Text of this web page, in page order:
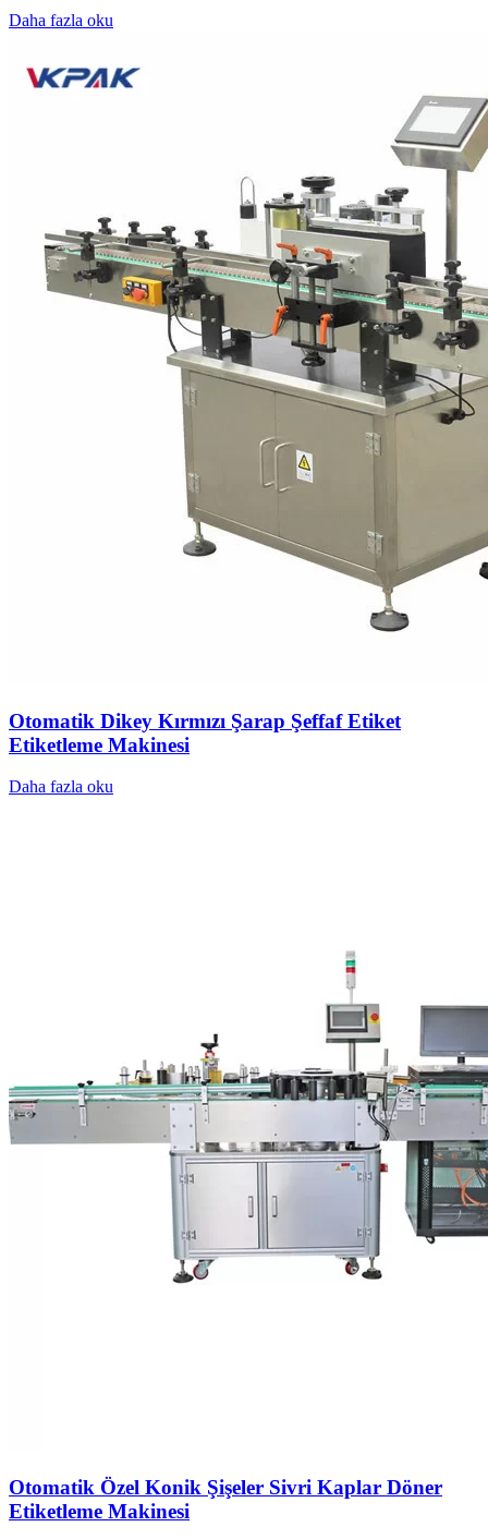
Daha fazla oku
Otomatik Dikey Kırmızı Şarap Şeffaf Etiket
Etiketleme Makinesi
Daha fazla oku
Otomatik Özel Konik Şişeler Sivri Kaplar Döner
Etiketleme Makinesi